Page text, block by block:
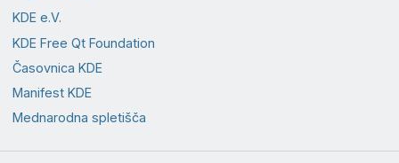
KDE e.V.
KDE Free Qt Foundation
Časovnica KDE
Manifest KDE
Mednarodna spletišča